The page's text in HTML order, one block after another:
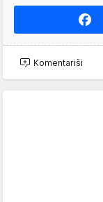
Komentariši